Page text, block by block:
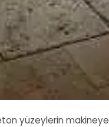
yüzeylerin makineye